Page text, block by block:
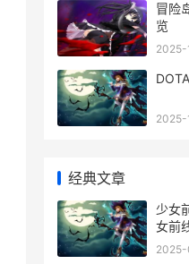
冒险
览
2025-
2025-
经典文章
少女
女前
前线